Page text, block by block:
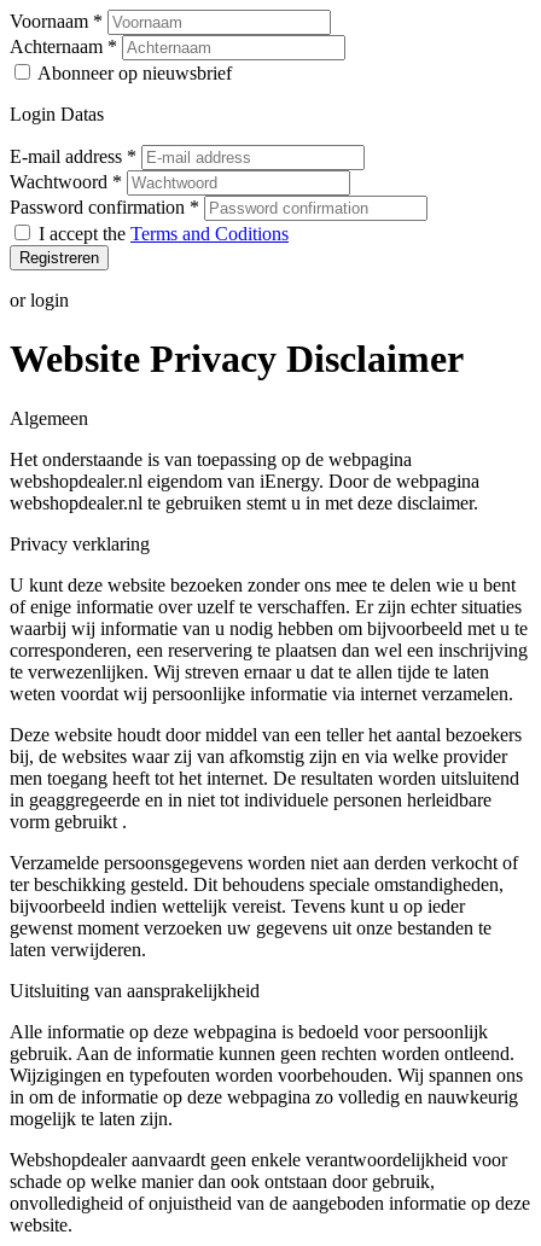
Voornaam *
Achternaam *
Abonneer op nieuwsbrief
Login Datas
E-mail address *
Wachtwoord *
Password confirmation *
I accept the Terms and Coditions
Registreren
or login
Website Privacy Disclaimer
Algemeen
Het onderstaande is van toepassing op de webpagina
webshopdealer.nl eigendom van iEnergy. Door de webpagina
webshopdealer.nl te gebruiken stemt u in met deze disclaimer.
Privacy verklaring
U kunt deze website bezoeken zonder ons mee te delen wie u bent
of enige informatie over uzelf te verschaffen. Er zijn echter situaties
waarbij wij informatie van u nodig hebben om bijvoorbeeld met u te
corresponderen, een reservering te plaatsen dan wel een inschrijving
te verwezenlijken. Wij streven ernaar u dat te allen tijde te laten
weten voordat wij persoonlijke informatie via internet verzamelen.
Deze website houdt door middel van een teller het aantal bezoekers
bij, de websites waar zij van afkomstig zijn en via welke provider
men toegang heeft tot het internet. De resultaten worden uitsluitend
in geaggregeerde en in niet tot individuele personen herleidbare
vorm gebruikt .
Verzamelde persoonsgegevens worden niet aan derden verkocht of
ter beschikking gesteld. Dit behoudens speciale omstandigheden,
bijvoorbeeld indien wettelijk vereist. Tevens kunt u op ieder
gewenst moment verzoeken uw gegevens uit onze bestanden te
laten verwijderen.
Uitsluiting van aansprakelijkheid
Alle informatie op deze webpagina is bedoeld voor persoonlijk
gebruik. Aan de informatie kunnen geen rechten worden ontleend.
Wijzigingen en typefouten worden voorbehouden. Wij spannen ons
in om de informatie op deze webpagina zo volledig en nauwkeurig
mogelijk te laten zijn.
Webshopdealer aanvaardt geen enkele verantwoordelijkheid voor
schade op welke manier dan ook ontstaan door gebruik,
onvolledigheid of onjuistheid van de aangeboden informatie op deze
website.